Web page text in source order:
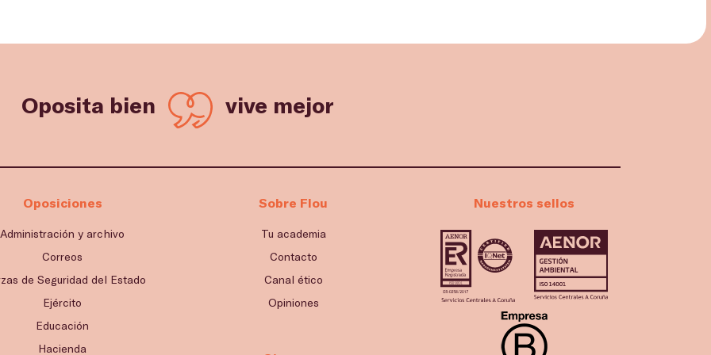
Oposita bien vive mejor
Oposiciones
Administración y archivo
Correos
de Seguridad del Estado
Ejército
Educación
Hacienda
Sobre Flou
Tu academia
Contacto
Canal ético
Opiniones
Nuestros sellos